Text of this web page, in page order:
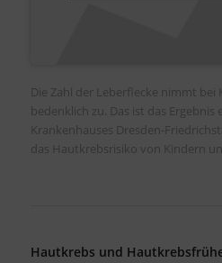
Die Zahl der Leberflecke nimmt
bedenklich zu. Das ist das Ergebnis
Krankenhauses Dresden-
das Hautkrebsrisiko von Kindern
Hautkrebs und